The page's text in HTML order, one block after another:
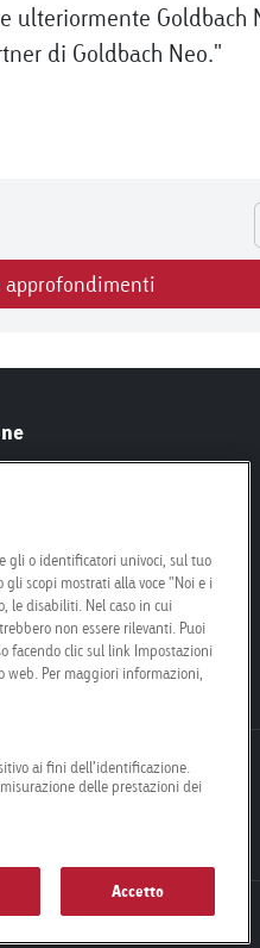
ulteriormente Goldbach
di Goldbach Neo."
approfondimenti
gli o identificatori univoci, sul tuo
scopi mostrati alla voce "Noi e i
le disabiliti. Nel caso in cui
non essere rilevanti. Puoi
facendo clic sul link Impostazioni
web. Per maggiori informazioni,
ai fini dell’identificazione.
delle prestazioni dei
Accetto